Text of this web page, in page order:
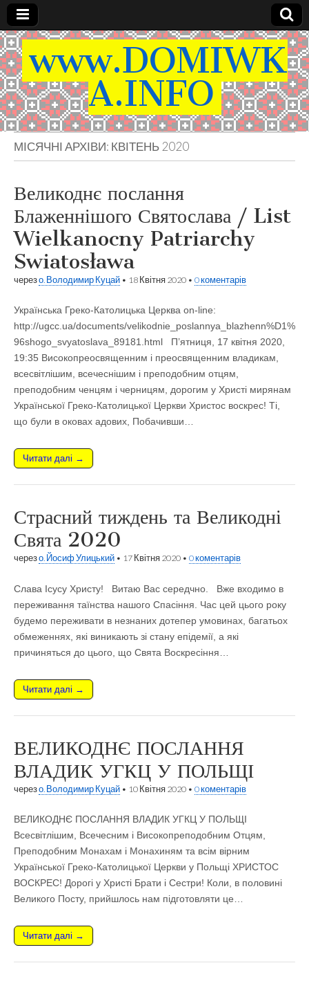
www.DOMIWK
A.INFO
МІСЯЧНІ АРХІВИ: КВІТЕНЬ 2020
Великоднє послання
Блаженнішого Святослава / List
Wielkanocny Patriarchy
Swiatosława
черезо. Володимир Куцай • 18 Квітня 2020 • 0 коментарів
Українська Греко-Католицька Церква on-line:
http://ugcc.ua/documents/velikodnie_poslannya_blazhenn%D1%
96shogo_svyatoslava_89181.html П’ятниця, 17 квітня 2020,
19:35 Високопреосвященним і преосвященним владикам,
всесвітлішим, всечеснішим і преподобним отцям,
преподобним ченцям і черницям, дорогим у Христі мирянам
Української Греко-Католицької Церкви Христос воскрес! Ті,
що були в оковах адових, Побачивши…
Читати далі →
Страсний тиждень та Великодні
Свята 2020
черезо. Йосиф Улицький • 17 Квітня 2020 • 0 коментарів
Слава Ісусу Христу! Витаю Вас середчно. Вже входимо в
переживання таїнства нашого Спасіння. Час цей цього року
будемо переживати в незнаних дотепер умовинах, багатьох
обмеженнях, які виникають зі стану епідемії, а які
причиняться до цього, що Свята Воскресіння…
Читати далі →
ВЕЛИКОДНЄ ПОСЛАННЯ
ВЛАДИК УГКЦ У ПОЛЬЩІ
черезо. Володимир Куцай • 10 Квітня 2020 • 0 коментарів
ВЕЛИКОДНЄ ПОСЛАННЯ ВЛАДИК УГКЦ У ПОЛЬЩІ
Всесвітлішим, Всечесним і Високопреподобним Отцям,
Преподобним Монахам і Монахиням та всім вірним
Української Греко-Католицької Церкви у Польщі ХРИСТОС
ВОСКРЕС! Дорогі у Христі Брати i Сестри! Коли, в половині
Великого Посту, прийшлось нам підготовляти це…
Читати далі →